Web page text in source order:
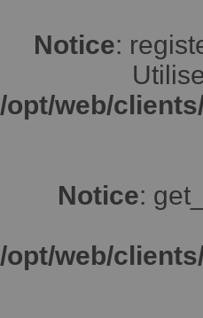
Notice:
/opt/web/
Notice:
/opt/web/